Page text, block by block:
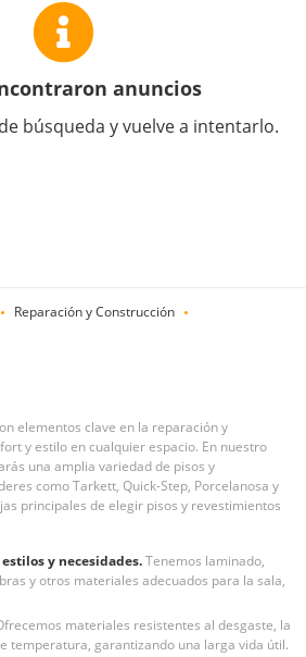
anuncios
búsqueda y vuelve a intentarlo.
Reparación y Construcción
elementos clave en la reparación y
y estilo en cualquier espacio. En nuestro
una amplia variedad de pisos y
como Tarkett, Quick-Step, Porcelanosa y
principales de elegir pisos y revestimientos
y necesidades.Tenemos laminado,
y otros materiales adecuados para la sala,
materiales resistentes al desgaste, la
temperatura, garantizando una larga vida útil.